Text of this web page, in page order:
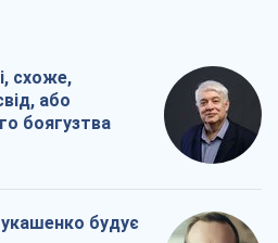
схоже,
або
боягузтва
будує